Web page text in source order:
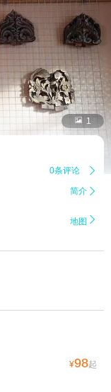
 1
0条评论 
简介 
地图 
¥98起